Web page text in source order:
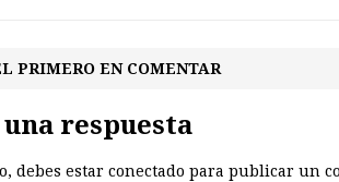
PRIMERO EN COMENTAR
una respuesta
debes estar conectado para publicar un